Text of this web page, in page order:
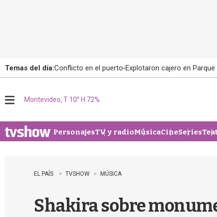
Temas del día:Conflicto en el puerto Explotaron cajero en
u
Montevideo, T 10° H 72%
PersonajesTV y radioMúsicaCineSeries
EL PAÍS TVSHOW MÚSICA
Shakira sobre